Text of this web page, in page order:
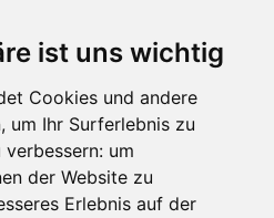
ist uns wichtig
Cookies und andere
um Ihr Surferlebnis zu
um
der Website zu
Erlebnis auf der